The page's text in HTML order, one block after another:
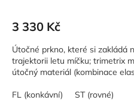
3 330 Kč
Útočné prkno, které si zakládá
trajektorii letu míčku; trimetrix
útočný materiál (kombinace
FL (konkávní) ST (rovné)